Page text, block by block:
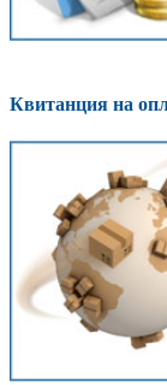
Квитанция на